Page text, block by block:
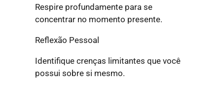
Respire profundamente para se
concentrar no momento presente.
Reflexão Pessoal
Identifique crenças limitantes que você
possui sobre si mesmo.